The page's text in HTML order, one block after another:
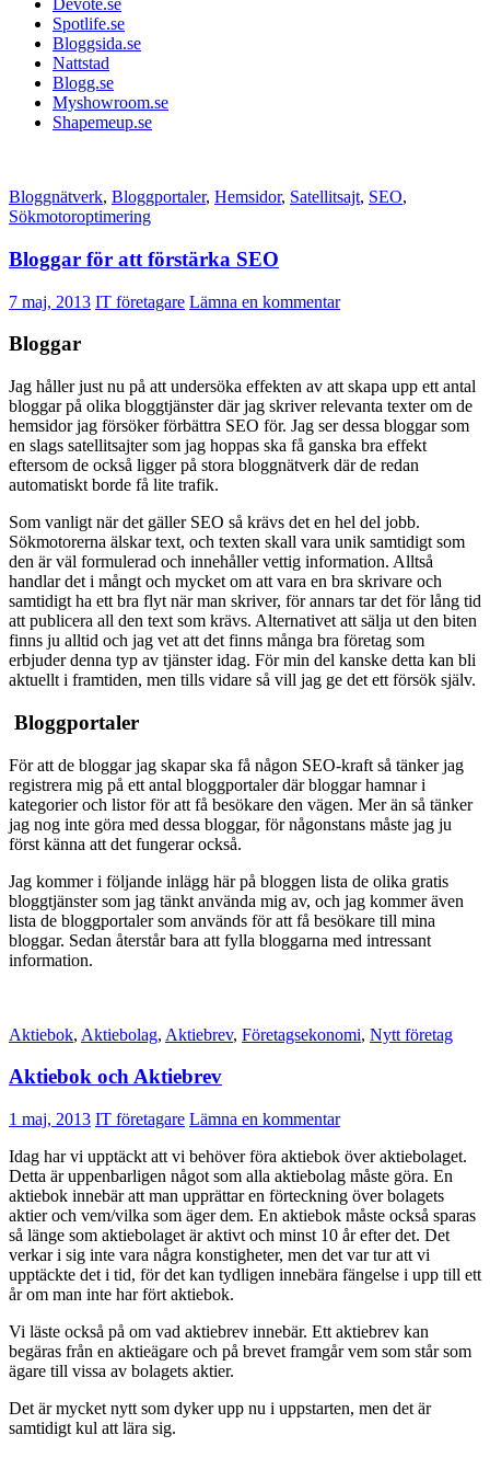
Devote.se
Spotlife.se
Bloggsida.se
Nattstad
Blogg.se
Myshowroom.se
Shapemeup.se
Bloggnätverk, Bloggportaler, Hemsidor, Satellitsajt, SEO,
Sökmotoroptimering
Bloggar för att förstärka SEO
7 maj, 2013 IT företagare Lämna en kommentar
Bloggar
Jag håller just nu på att undersöka effekten av att skapa upp ett antal
bloggar på olika bloggtjänster där jag skriver relevanta texter om de
hemsidor jag försöker förbättra SEO för. Jag ser dessa bloggar som
en slags satellitsajter som jag hoppas ska få ganska bra effekt
eftersom de också ligger på stora bloggnätverk där de redan
automatiskt borde få lite trafik.
Som vanligt när det gäller SEO så krävs det en hel del jobb.
Sökmotorerna älskar text, och texten skall vara unik samtidigt som
den är väl formulerad och innehåller vettig information. Alltså
handlar det i mångt och mycket om att vara en bra skrivare och
samtidigt ha ett bra flyt när man skriver, för annars tar det för lång tid
att publicera all den text som krävs. Alternativet att sälja ut den biten
finns ju alltid och jag vet att det finns många bra företag som
erbjuder denna typ av tjänster idag. För min del kanske detta kan bli
aktuellt i framtiden, men tills vidare så vill jag ge det ett försök själv.
Bloggportaler
För att de bloggar jag skapar ska få någon SEO-kraft så tänker jag
registrera mig på ett antal bloggportaler där bloggar hamnar i
kategorier och listor för att få besökare den vägen. Mer än så tänker
jag nog inte göra med dessa bloggar, för någonstans måste jag ju
först känna att det fungerar också.
Jag kommer i följande inlägg här på bloggen lista de olika gratis
bloggtjänster som jag tänkt använda mig av, och jag kommer även
lista de bloggportaler som används för att få besökare till mina
bloggar. Sedan återstår bara att fylla bloggarna med intressant
information.
Aktiebok, Aktiebolag, Aktiebrev, Företagsekonomi, Nytt företag
Aktiebok och Aktiebrev
1 maj, 2013 IT företagare Lämna en kommentar
Idag har vi upptäckt att vi behöver föra aktiebok över aktiebolaget.
Detta är uppenbarligen något som alla aktiebolag måste göra. En
aktiebok innebär att man upprättar en förteckning över bolagets
aktier och vem/vilka som äger dem. En aktiebok måste också sparas
så länge som aktiebolaget är aktivt och minst 10 år efter det. Det
verkar i sig inte vara några konstigheter, men det var tur att vi
upptäckte det i tid, för det kan tydligen innebära fängelse i upp till ett
år om man inte har fört aktiebok.
Vi läste också på om vad aktiebrev innebär. Ett aktiebrev kan
begäras från en aktieägare och på brevet framgår vem som står som
ägare till vissa av bolagets aktier.
Det är mycket nytt som dyker upp nu i uppstarten, men det är
samtidigt kul att lära sig.